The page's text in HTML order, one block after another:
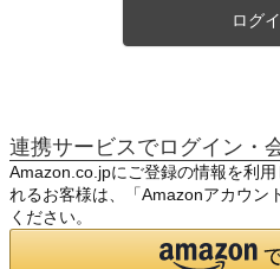
ログ
連携サービスでログイン・
Amazon.co.jpにご登録の情報を利
れるお客様は、「Amazonアカウン
ください。